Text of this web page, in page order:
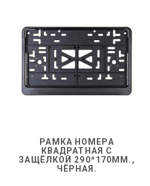
РАМКА НОМЕРА
КВАДРАТНАЯ С
ЗАЩЁЛКОЙ 290*170ММ.,
ЧЁРНАЯ.